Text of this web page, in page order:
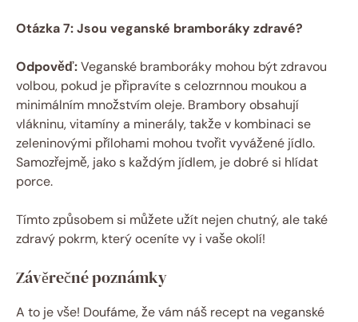
Otázka 7: Jsou veganské bramboráky zdravé?
Odpověď:Veganské bramboráky mohou být zdravou
volbou, pokud je připravíte s celozrnnou moukou a
minimálním množstvím oleje. Brambory obsahují
vlákninu, vitamíny a minerály, takže v kombinaci se
zeleninovými přílohami mohou tvořit vyvážené jídlo.
Samozřejmě, jako s každým jídlem, je dobré si hlídat
porce.
Tímto způsobem si můžete užít nejen chutný, ale také
zdravý pokrm, který oceníte vy i vaše okolí!
Závěrečné poznámky
A to je vše! Doufáme, že vám náš recept na veganské